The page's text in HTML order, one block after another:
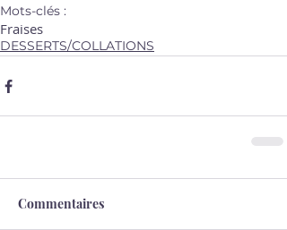
Mots-clés :
Fraises
DESSERTS/COLLATIONS
Commentaires